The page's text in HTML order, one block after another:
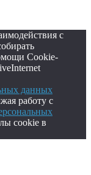
с
Cookie-
данных
работу с
cookie в